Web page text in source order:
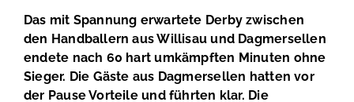
Das mit Spannung erwartete Derby zwischen
den Handballern aus Willisau und Dagmersellen
endete nach 60 hart umkämpften Minuten ohne
Sieger. Die Gäste aus Dagmersellen hatten vor
der Pause Vorteile und führten klar. Die